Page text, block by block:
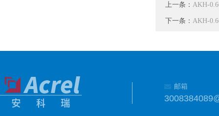
上一条： AKH-
下一条： AKH-
邮箱